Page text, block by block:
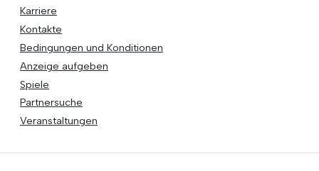
Karriere
Kontakte
Bedingungen und Konditionen
Anzeige aufgeben
Spiele
Partnersuche
Veranstaltungen